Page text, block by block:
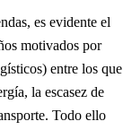
es evidente el
motivados por
entre los que
la escasez de
Todo ello